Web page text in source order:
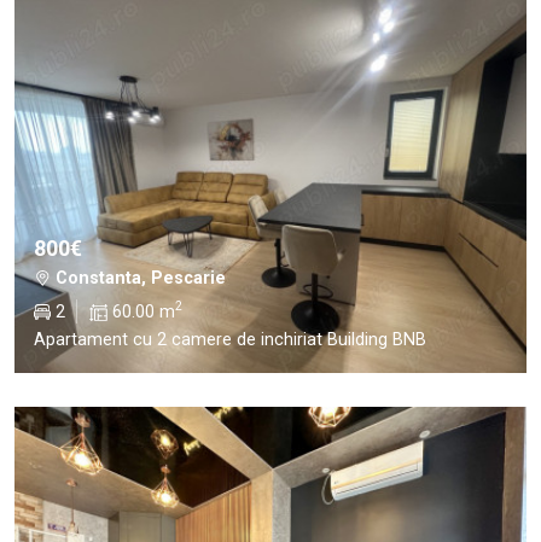
800€
Constanta, Pescarie
2
60.00 m2
Apartament cu 2 camere de inchiriat Building BNB